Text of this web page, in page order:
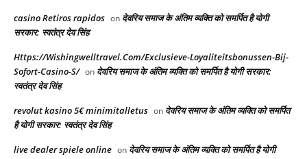
casino Retiros rapidos on देवरिय समाज के अंतिम व्यक्ति को समर्पित है योगी
सरकार: स्वतंत्र देव सिंह
Https://Wishingwelltravel.Com/Exclusieve-Loyaliteitsbonussen-Bij-
Sofort-Casino-S/ on देवरिय समाज के अंतिम व्यक्ति को समर्पित है योगी सरकार:
स्वतंत्र देव सिंह
revolut kasino 5€ minimitalletus on देवरिय समाज के अंतिम व्यक्ति को समर्पित
है योगी सरकार: स्वतंत्र देव सिंह
live dealer spiele online on देवरिय समाज के अंतिम व्यक्ति को समर्पित है योगी